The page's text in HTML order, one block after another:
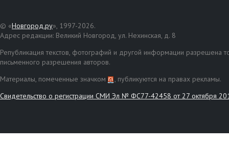
© «Новгород.ру», 1997-2026.
Адрес редакции: Великий Новгород, ул. Нехинская, д. 8
Републикация текстов, фотографий и другой информации разрешена
письменного разрешения авторов.
Материалы, помеченные значком
, публикуются на правах рекламы.
Свидетельство о регистрации СМИ Эл № ФС77-42458 от 27 октября